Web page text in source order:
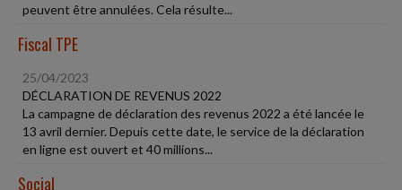
peuvent être annulées. Cela résulte...
Fiscal TPE
25/04/2023
DÉCLARATION DE REVENUS 2022
La campagne de déclaration des revenus 2022 a été lancée le
13 avril dernier. Depuis cette date, le service de la déclaration
en ligne est ouvert et 40 millions...
Social